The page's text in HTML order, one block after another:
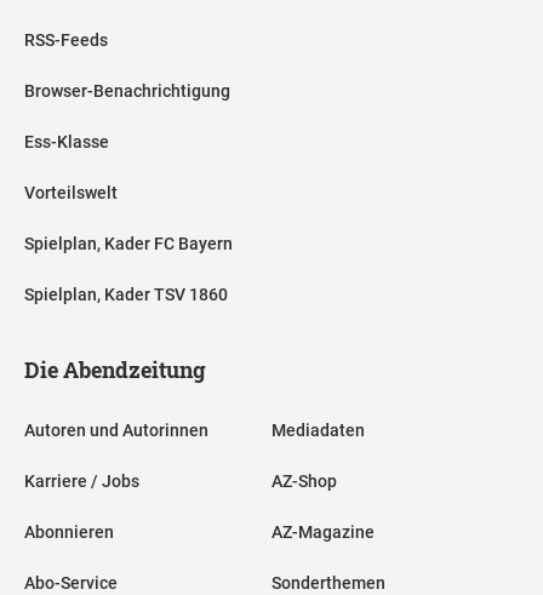
RSS-Feeds
Browser-Benachrichtigung
Ess-Klasse
Vorteilswelt
Spielplan, Kader FC Bayern
Spielplan, Kader TSV 1860
Die Abendzeitung
Autoren und Autorinnen
Karriere / Jobs
Abonnieren
Abo-Service
Mediadaten
AZ-Shop
AZ-Magazine
Sonderthemen